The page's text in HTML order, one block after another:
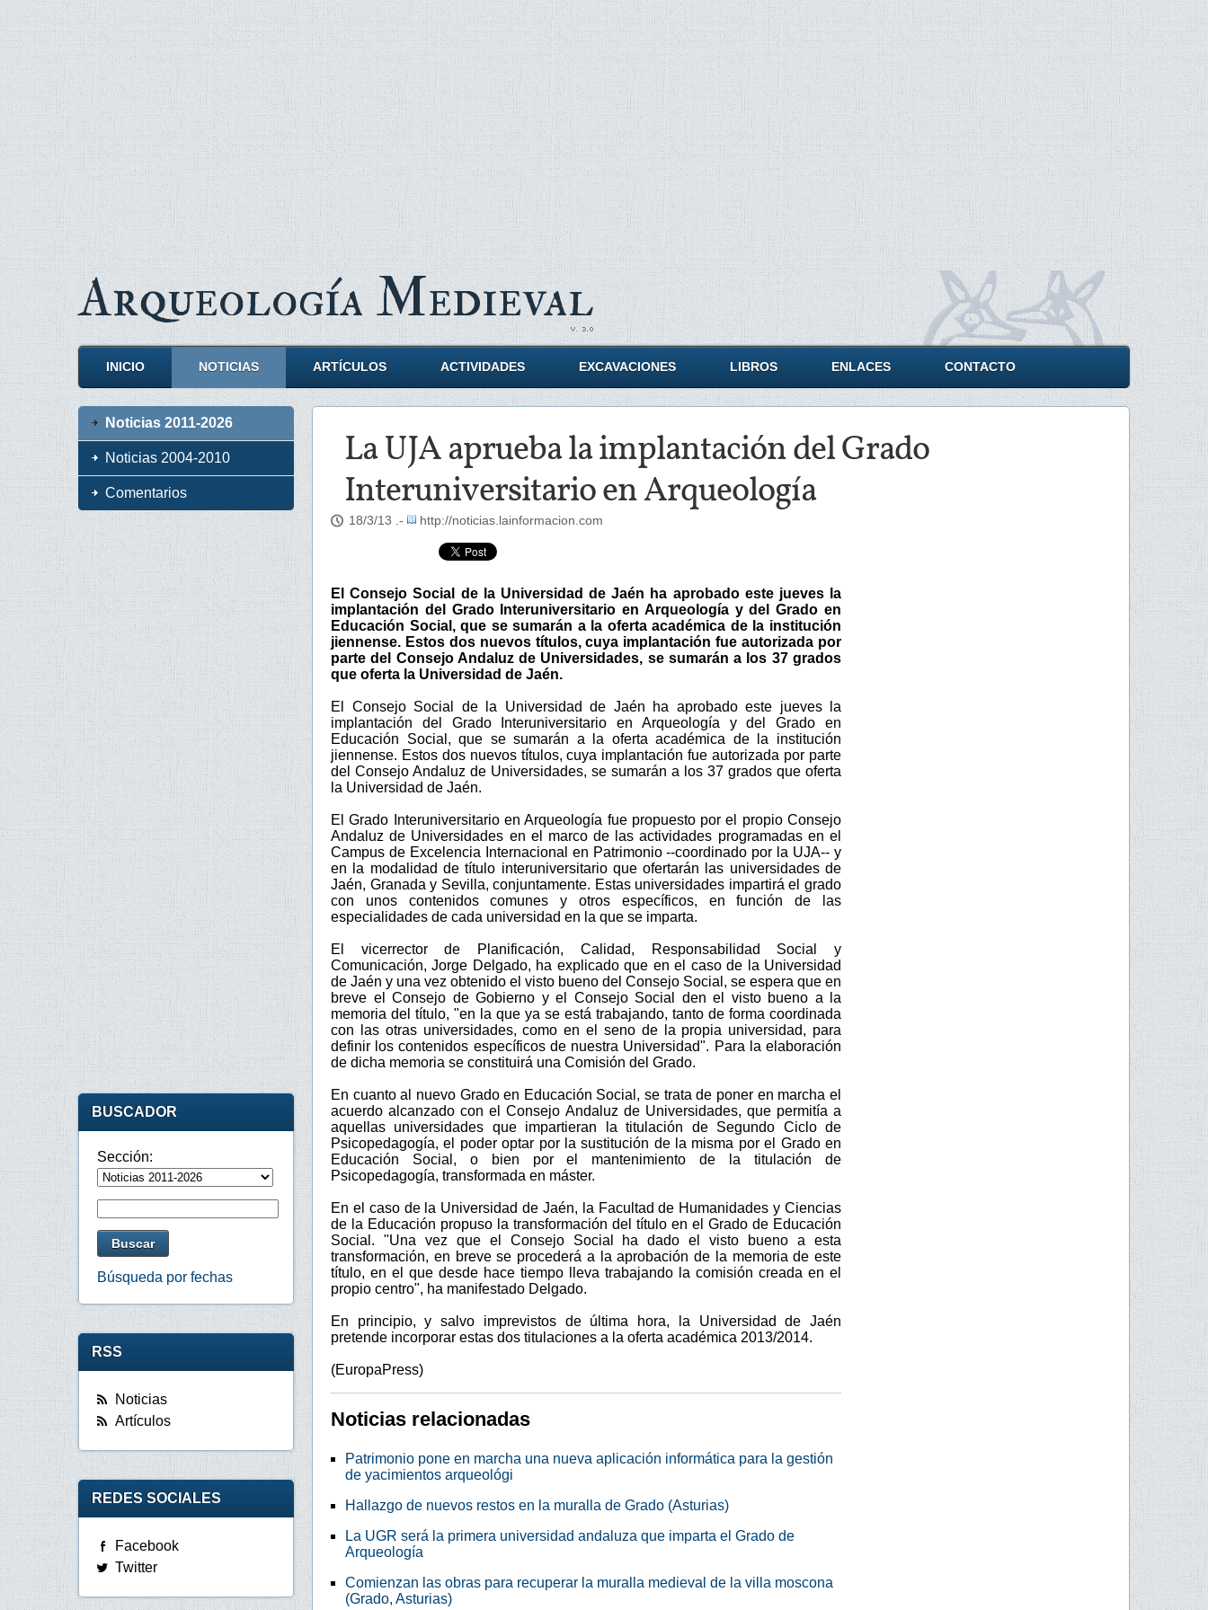
ArqueologíaMedieval
INICIO NOTICIAS ARTÍCULOS ACTIVIDADES EXCAVACIONES LIBROS ENLACES CONTACTO
La UJA aprueba la implantación del Grado
Interuniversitario en Arqueología
18/3/13 .- http://noticias.lainformacion.com
El Consejo Social de la Universidad de Jaén ha aprobado este jueves la
implantación del Grado Interuniversitario en Arqueología y del Grado en
Educación Social, que se sumarán a la oferta académica de la institución
jiennense. Estos dos nuevos títulos, cuya implantación fue autorizada por
parte del Consejo Andaluz de Universidades, se sumarán a los 37 grados
que oferta la Universidad de Jaén.
El Consejo Social de la Universidad de Jaén ha aprobado este jueves la
implantación del Grado Interuniversitario en Arqueología y del Grado en
Educación Social, que se sumarán a la oferta académica de la institución
jiennense. Estos dos nuevos títulos, cuya implantación fue autorizada por parte
del Consejo Andaluz de Universidades, se sumarán a los 37 grados que oferta
la Universidad de Jaén.
El Grado Interuniversitario en Arqueología fue propuesto por el propio Consejo
Andaluz de Universidades en el marco de las actividades programadas en el
Campus de Excelencia Internacional en Patrimonio --coordinado por la UJA-- y
en la modalidad de título interuniversitario que ofertarán las universidades de
Jaén, Granada y Sevilla, conjuntamente. Estas universidades impartirá el grado
con unos contenidos comunes y otros específicos, en función de las
especialidades de cada universidad en la que se imparta.
El vicerrector de Planificación, Calidad, Responsabilidad Social y
Comunicación, Jorge Delgado, ha explicado que en el caso de la Universidad
de Jaén y una vez obtenido el visto bueno del Consejo Social, se espera que en
breve el Consejo de Gobierno y el Consejo Social den el visto bueno a la
memoria del título, "en la que ya se está trabajando, tanto de forma coordinada
con las otras universidades, como en el seno de la propia universidad, para
definir los contenidos específicos de nuestra Universidad". Para la elaboración
de dicha memoria se constituirá una Comisión del Grado.
En cuanto al nuevo Grado en Educación Social, se trata de poner en marcha el
acuerdo alcanzado con el Consejo Andaluz de Universidades, que permitía a
aquellas universidades que impartieran la titulación de Segundo Ciclo de
Psicopedagogía, el poder optar por la sustitución de la misma por el Grado en
Educación Social, o bien por el mantenimiento de la titulación de
Psicopedagogía, transformada en máster.
En el caso de la Universidad de Jaén, la Facultad de Humanidades y Ciencias
de la Educación propuso la transformación del título en el Grado de Educación
Social. "Una vez que el Consejo Social ha dado el visto bueno a esta
transformación, en breve se procederá a la aprobación de la memoria de este
título, en el que desde hace tiempo lleva trabajando la comisión creada en el
propio centro", ha manifestado Delgado.
En principio, y salvo imprevistos de última hora, la Universidad de Jaén
pretende incorporar estas dos titulaciones a la oferta académica 2013/2014.
(EuropaPress)
Noticias relacionadas
Patrimonio pone en marcha una nueva aplicación informática para la gestión
de yacimientos arqueológi
Hallazgo de nuevos restos en la muralla de Grado (Asturias)
La UGR será la primera universidad andaluza que imparta el Grado de
Arqueología
Comienzan las obras para recuperar la muralla medieval de la villa moscona
(Grado, Asturias)
Noticias 2011-2026
Noticias 2004-2010
Comentarios
BUSCADOR
Sección:
Búsqueda por fechas
RSS
Noticias
Artículos
REDES SOCIALES
Facebook
Twitter